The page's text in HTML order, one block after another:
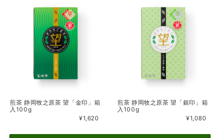
煎茶 静岡牧之原茶 望「金印」箱
入100g
¥1,620
煎茶 静岡牧之原茶 望「銀印」箱
入100g
¥1,080